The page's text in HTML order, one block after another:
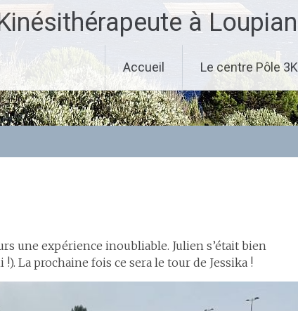
à Loupian
Accueil Le centre Pôle 3K
une expérience inoubliable. Julien s’était bien
La prochaine fois ce sera le tour de Jessika !